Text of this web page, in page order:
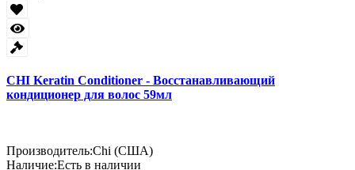
CHI Keratin Conditioner - Восстанавливающий
кондиционер для волос 59мл
Производитель:Chi (США)
Наличие:Есть в наличии